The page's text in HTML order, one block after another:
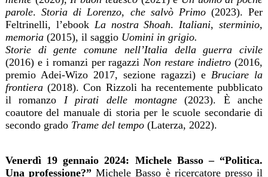
parole.Storia di Lorenzo, che salvò Primo (2023). Per
Feltrinelli, l’ebook La nostra Shoah.Italiani,sterminio,
memoria (2015), il saggio Uomini in grigio.
Storie di gente comune nell’Italia della guerra civile
(2016) e i romanzi per ragazziNon restare indietro (2016,
premio Adei-Wizo 2017, sezione ragazzi) e Bruciare la
frontiera (2018). Con Rizzoli ha recentemente pubblicato
il romanzo I pirati delle montagne(2023). È anche
coautore del manuale di storia per le scuole secondarie di
secondo grado Trame del tempo (Laterza, 2022).
Venerdì 19 gennaio 2024: Michele Basso – “Politica.
Una professione?” Michele Basso è ricercatore presso il